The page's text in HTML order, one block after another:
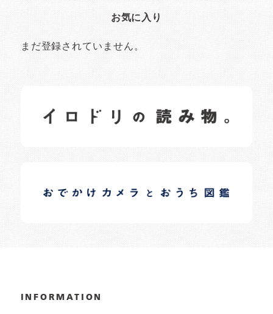
お気に入り
まだ登録されていません。
日常の様子など随時更新中です。
日常の様子など随時更新中です。
INFORMATION